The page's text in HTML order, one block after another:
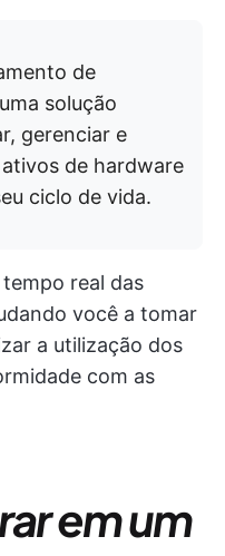
de
solução
gerenciar e
de hardware
ciclo de vida.
real das
você a tomar
a utilização dos
com as
em um